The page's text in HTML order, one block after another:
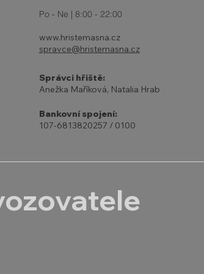
Po - Ne | 8:00 - 22:00
www.hristemasna.cz
spravce@hristemasna.cz
Správci hřiště:
Anežka Maříková, Natalia Hrab
Bankovní spojení:
107-6813820257 / 0100